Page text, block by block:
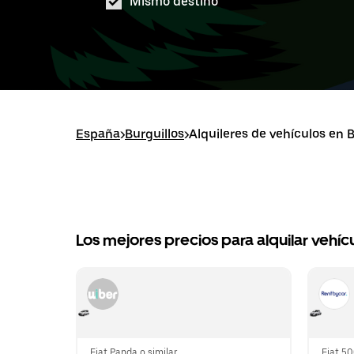
España>Burguillos>Alquileres de vehículos en
Los mejores precios para alquilar